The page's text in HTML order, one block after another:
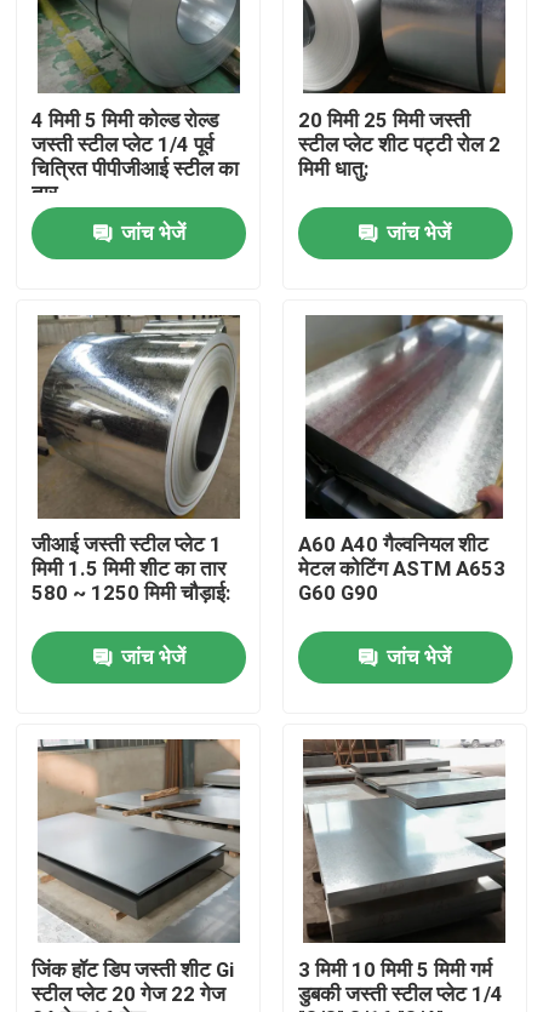
हमारे बारे में
संपर्क
उत्पाद
स्टेनलेस स्टील का तार
निर्बाध स्टेनलेस स्टील पाइप
स्टेनलेस स्टील पट्टी
4 मिमी 5 मिमी कोल्ड रोल्ड
जस्ती स्टील प्लेट 1/4 पूर्व
चित्रित पीपीजीआई स्टील का
तार
जांच भेजें
20 मिमी 25 मिमी जस्ती
स्टील प्लेट शीट पट्टी रोल 2
मिमी धातु:
जांच भेजें
जीआई जस्ती स्टील प्लेट 1
मिमी 1.5 मिमी शीट का तार
580 ~ 1250 मिमी चौड़ाई:
जांच भेजें
A60 A40 गैल्वनियल शीट
मेटल कोटिंग ASTM A653
G60 G90
जांच भेजें
जिंक हॉट डिप जस्ती शीट Gi
स्टील प्लेट 20 गेज 22 गेज
3 मिमी 10 मिमी 5 मिमी गर्म
डुबकी जस्ती स्टील प्लेट 1/4